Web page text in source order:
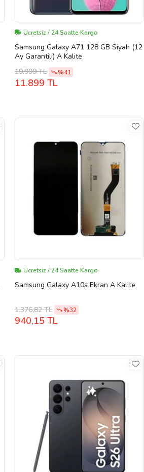
Ücretsiz / 24 Saatte Kargo
Samsung Galaxy A71 128 GB Siyah (12
Ay Garantili) A Kalite
19.999 TL
%41
11.899 TL
Ücretsiz / 24 Saatte Kargo
Samsung Galaxy A10s Ekran A Kalite
1.376,82 TL %32
940,15 TL